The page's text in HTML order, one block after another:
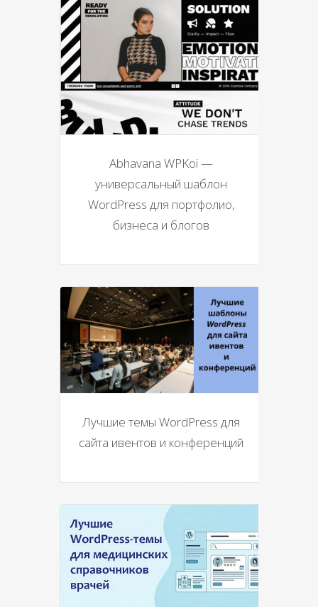
Abhavana WPKoi —
универсальный шаблон
WordPress для портфолио,
бизнеса и блогов
Лучшие темы WordPress для
сайта ивентов и конференций